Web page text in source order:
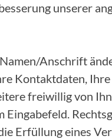
unserer
Anschrift
Kontaktdaten,
freiwillig von
Eingabefeld.
Erfüllung eines